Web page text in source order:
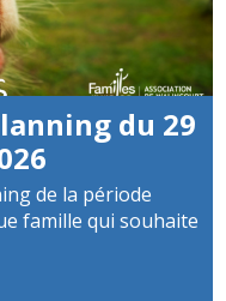
du 29
de la période
famille qui souhaite